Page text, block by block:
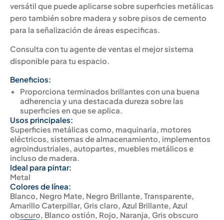
versátil que puede aplicarse sobre superficies metálicas
pero también sobre madera y sobre pisos de cemento
para la señalización de áreas especificas.
Consulta con tu agente de ventas el mejor sistema
disponible para tu espacio.
Beneficios:
Proporciona terminados brillantes con una buena
adherencia y una destacada dureza sobre las
superficies en que se aplica.
Usos principales:
Superficies metálicas como, maquinaria, motores
eléctricos, sistemas de almacenamiento, implementos
agroindustriales, autopartes, muebles metálicos e
incluso de madera.
Ideal para pintar:
Metal
Colores de línea:
Blanco, Negro Mate, Negro Brillante, Transparente,
Amarillo Caterpillar, Gris claro, Azul Brillante, Azul
obscuro, Blanco ostión, Rojo, Naranja, Gris obscuro